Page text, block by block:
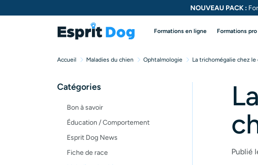
NOUVEAU PACK :
Formations en ligne Formations pro
Accueil Maladies du chien Ophtalmologie La trichomégalie chez le
Catégories
Bon à savoir
Éducation / Comportement
Esprit Dog News
Fiche de race
Publié